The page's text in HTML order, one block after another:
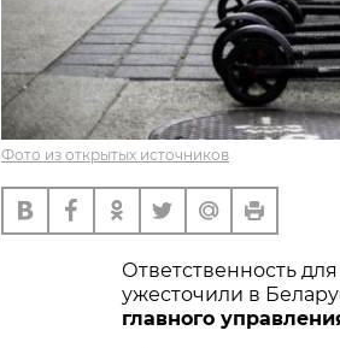
Фото из открытых источников
Ответственность
ужесточили в
главного